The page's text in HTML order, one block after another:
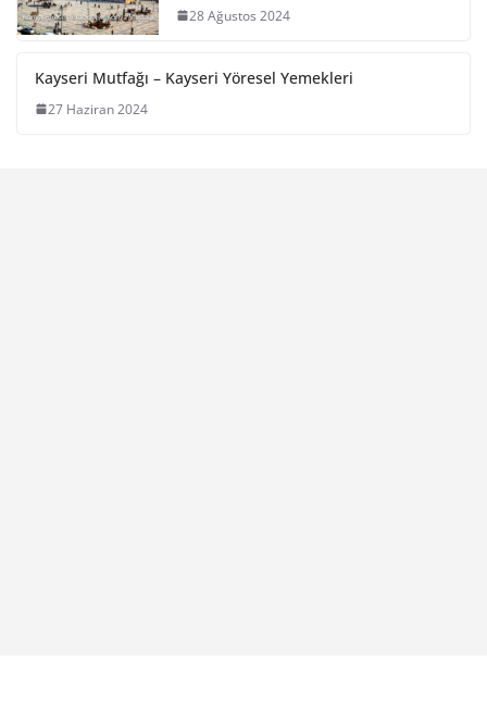
28 Ağustos 2024
Kayseri Mutfağı – Kayseri Yöresel Yemekleri
27 Haziran 2024